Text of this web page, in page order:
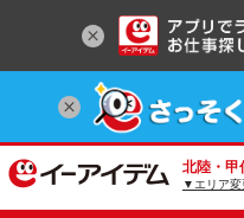
北陸・甲
▼エリア変